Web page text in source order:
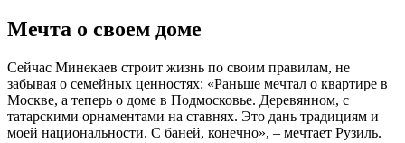
Мечта о своем доме
Сейчас Минекаев строит жизнь по своим правилам, не
забывая о семейных ценностях: «Раньше мечтал о квартире в
Москве, а теперь о доме в Подмосковье. Деревянном, с
татарскими орнаментами на ставнях. Это дань традициям и
моей национальности. С баней, конечно», – мечтает Рузиль.